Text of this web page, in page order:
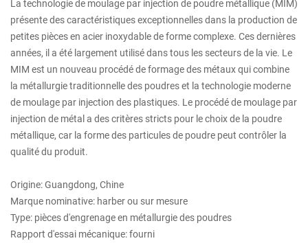
La technologie de moulage par injection de poudre métallique (MIM)
présente des caractéristiques exceptionnelles dans la production de
petites pièces en acier inoxydable de forme complexe. Ces dernières
années, il a été largement utilisé dans tous les secteurs de la vie. Le
MIM est un nouveau procédé de formage des métaux qui combine
la métallurgie traditionnelle des poudres et la technologie moderne
de moulage par injection des plastiques. Le procédé de moulage par
injection de métal a des critères stricts pour le choix de la poudre
métallique, car la forme des particules de poudre peut contrôler la
qualité du produit.
Origine: Guangdong, Chine
Marque nominative: harber ou sur mesure
Type: pièces d'engrenage en métallurgie des poudres
Rapport d'essai mécanique: fourni